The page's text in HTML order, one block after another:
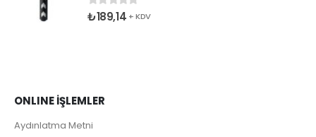
05 üzerinden
₺189,14 + KDV
ONLINE İŞLEMLER
Aydınlatma Metni